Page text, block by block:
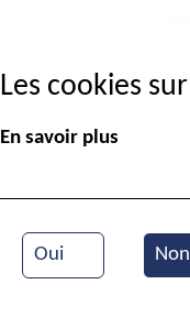
Les cookies
En savoir plus
Oui Non